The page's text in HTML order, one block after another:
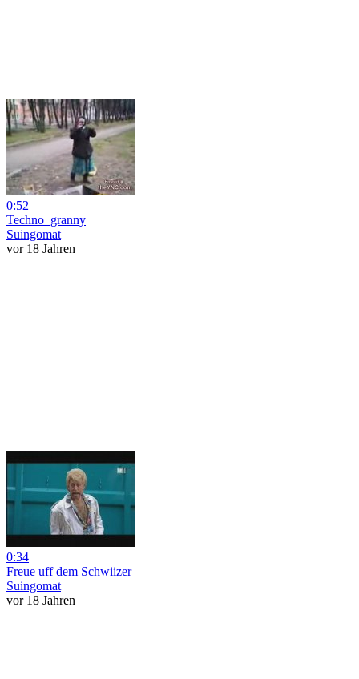
0:52
Techno_granny
Suingomat
vor 18 Jahren
0:34
Freue uff dem Schwiizer
Suingomat
vor 18 Jahren